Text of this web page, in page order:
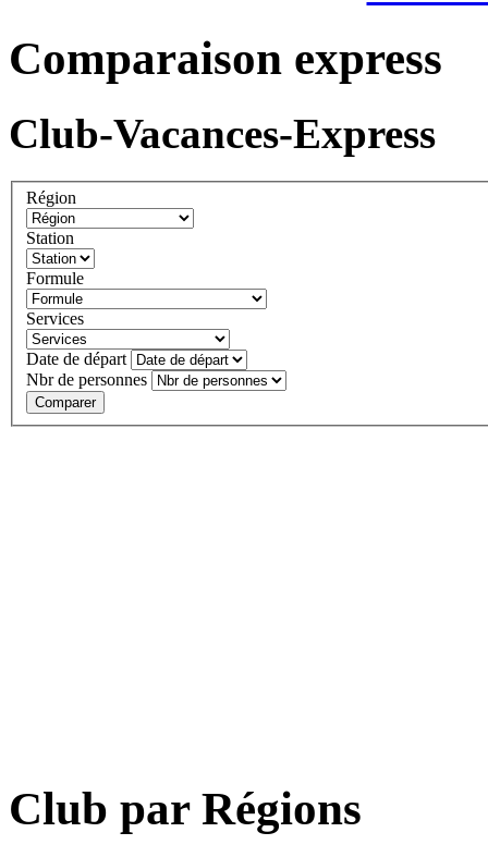
Comparaison express
Club-Vacances-Express
Région
Station
Formule
Services
Date de départ
Nbr de personnes
Comparer
Club par Régions